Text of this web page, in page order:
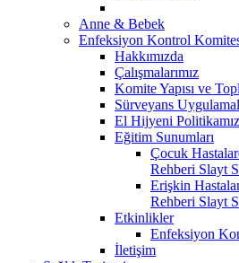
Anne & Bebek
Enfeksiyon Kontrol
Hakkımızda
Çalışmalarımız
Komite Yapısı ve
Sürveyans
El Hijyeni Politikamız
Eğitim Sunumları
Çocuk
Rehberi Slayt
Erişkin
Rehberi Slayt
Etkinlikler
Enfeksiyon
İletişim